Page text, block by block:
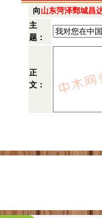
向山东菏泽鄄城昌
主
题：
正
文：